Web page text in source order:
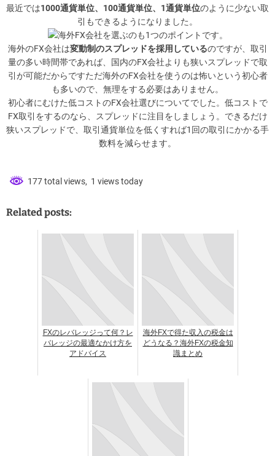
最近では1000通貨単位、100通貨単位、1通貨単位のように少ない取
引もできるようになりました。
海外FX会社を選ぶのも1つのポイントです。
海外のFX会社は変動制のスプレッドを採用しているのですが、取引
量の多い時間帯であれば、国内のFX会社よりも狭いスプレッドで取
引が可能だからですただ海外のFX会社を使うのは怖いという初心者
も多いので、無理をする必要はありません。
初心者にむけた低コストのFX会社選びについてでした。低コストで
FX取引をするのなら、スプレッドに注目をしましょう。できるだけ
狭いスプレッドで、取引通貨単位を低くすれば1回の取引にかかる手
数料を減らせます。
177 total views, 1 views today
Related posts:
FXのレバレッジって何？レ
バレッジの最適なかけ方を
アドバイス
海外FXで得た収入の税金は
どうなる？海外FXの税金知
識まとめ